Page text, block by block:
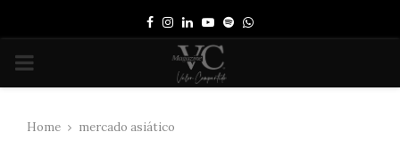
Facebook
Instagram
LinkedinYoutube
SpotifyWhatsapp
PRIMARY
Home mercado asiático